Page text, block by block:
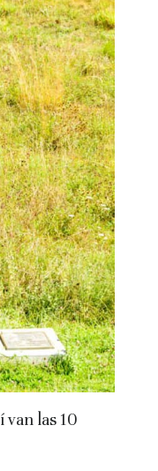
van las 10